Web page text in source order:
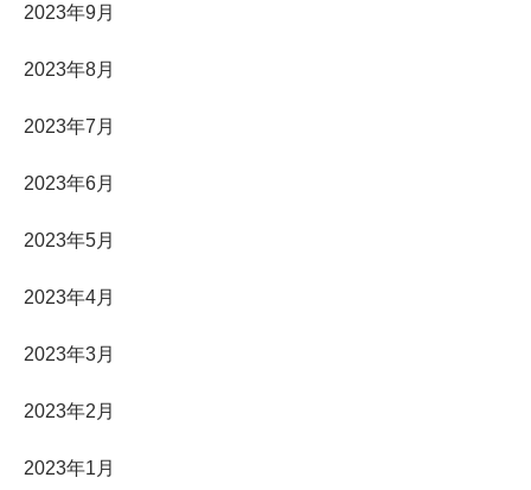
2023年9月
2023年8月
2023年7月
2023年6月
2023年5月
2023年4月
2023年3月
2023年2月
2023年1月